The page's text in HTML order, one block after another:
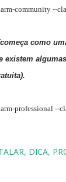
community --
como
existem
professional --
DICA